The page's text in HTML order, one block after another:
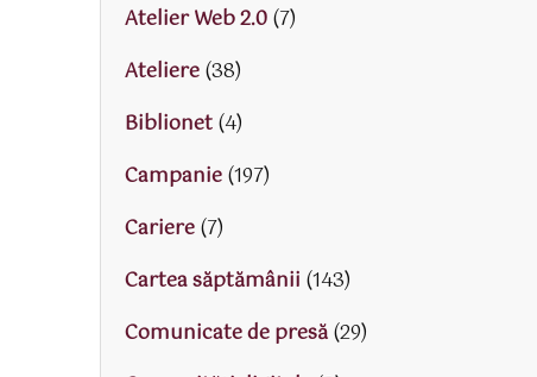
Atelier Web 2.0(7)
Ateliere(38)
Biblionet(4)
Campanie(197)
Cariere(7)
Cartea săptămânii (143)
Comunicate de presă(29)